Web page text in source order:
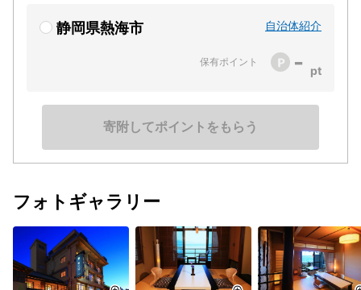
静岡県熱海市 自治体紹介
保有ポイント -
寄附してポイントをもらう
フォトギャラリー